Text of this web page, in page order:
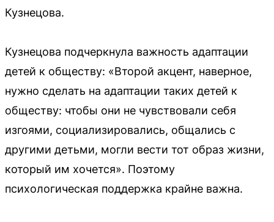
Кузнецова.
Кузнецова подчеркнула важность адаптации
детей к обществу: «Второй акцент, наверное,
нужно сделать на адаптации таких детей к
обществу: чтобы они не чувствовали себя
изгоями, социализировались, общались с
другими детьми, могли вести тот образ жизни,
который им хочется». Поэтому
психологическая поддержка крайне важна.